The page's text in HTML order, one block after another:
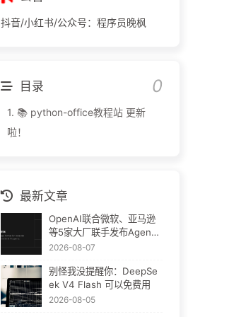
抖音/小红书/公众号：程序员晚枫
目录
1. 📚 python-office教程站 更新
啦！
最新文章
OpenAI联合微软、亚马逊
等5家大厂联手发布Agent
Plugins：AI插件终于要统
2026-08-07
别怪我没提醒你：DeepSe
ek V4 Flash 可以免费用
2026-08-05